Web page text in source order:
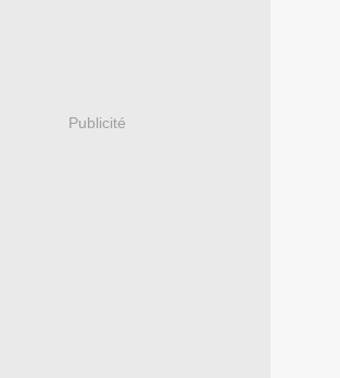
Publicité